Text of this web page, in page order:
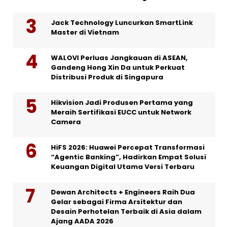
Jack Technology Luncurkan SmartLink
Master di Vietnam
WALOVI Perluas Jangkauan di ASEAN,
Gandeng Hong Xin Da untuk Perkuat
Distribusi Produk di Singapura
Hikvision Jadi Produsen Pertama yang
Meraih Sertifikasi EUCC untuk Network
Camera
HiFS 2026: Huawei Percepat Transformasi
“Agentic Banking”, Hadirkan Empat Solusi
Keuangan Digital Utama Versi Terbaru
Dewan Architects + Engineers Raih Dua
Gelar sebagai Firma Arsitektur dan
Desain Perhotelan Terbaik di Asia dalam
Ajang AADA 2026